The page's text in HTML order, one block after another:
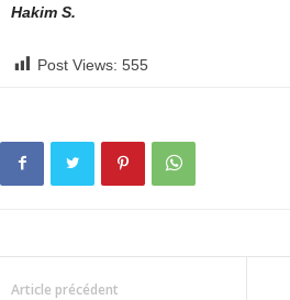
Hakim S.
Post Views: 555
Article précédent